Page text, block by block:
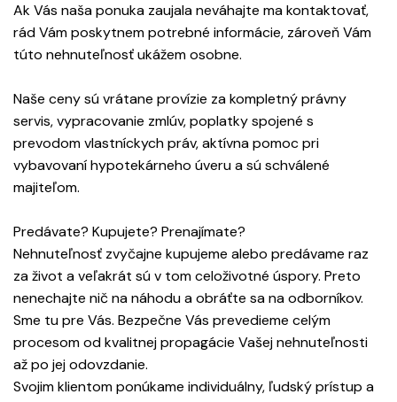
Ak Vás naša ponuka zaujala neváhajte ma kontaktovať,
rád Vám poskytnem potrebné informácie, zároveň Vám
túto nehnuteľnosť ukážem osobne.
Naše ceny sú vrátane provízie za kompletný právny
servis, vypracovanie zmlúv, poplatky spojené s
prevodom vlastníckych práv, aktívna pomoc pri
vybavovaní hypotekárneho úveru a sú schválené
majiteľom.
Predávate? Kupujete? Prenajímate?
Nehnuteľnosť zvyčajne kupujeme alebo predávame raz
za život a veľakrát sú v tom celoživotné úspory. Preto
nenechajte nič na náhodu a obráťte sa na odborníkov.
Sme tu pre Vás. Bezpečne Vás prevedieme celým
procesom od kvalitnej propagácie Vašej nehnuteľnosti
až po jej odovzdanie.
Svojim klientom ponúkame individuálny, ľudský prístup a